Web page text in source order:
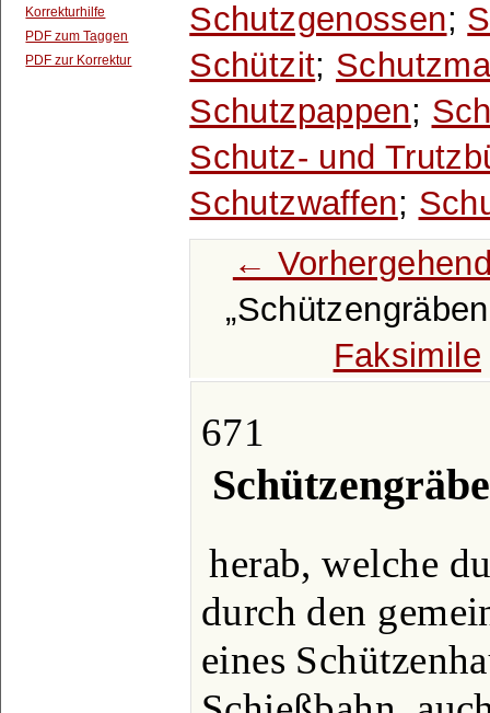
Korrekturhilfe
PDF zum Taggen
PDF zur Korrektur
Schutzgenossen;
Schützit;
Schutzpappen;
Schutz- und
Schutzwaffen;
←
Schützengräben
Faksimile
671
herab, welche
durch den
eines